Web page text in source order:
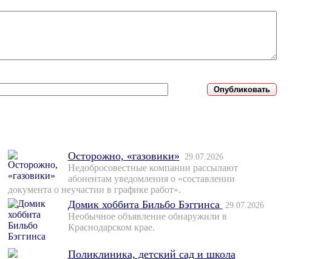
Осторожно, «газовики» 29.07.2026
Недобросовестные компании рассылают
абонентам уведомления о «составлении
документа о неучастии в графике работ».
Домик хоббита Бильбо Бэггинса 29.07.2026
Необычное объявление обнаружили в
Краснодарском крае.
Поликлиника, детский сад и школа